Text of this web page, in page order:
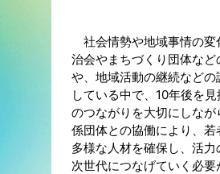
社会情勢や地域事情の変
治会やまちづくり団体など
や、地域活動の継続など
している中で、10年後を
のつながりを大切にしなが
係団体との協働により、
多様な人材を確保し、活力
次世代につなげていく必要